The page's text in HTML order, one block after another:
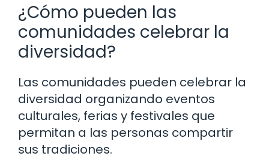
¿Cómo pueden las
comunidades celebrar la
diversidad?
Las comunidades pueden celebrar la
diversidad organizando eventos
culturales, ferias y festivales que
permitan a las personas compartir
sus tradiciones.